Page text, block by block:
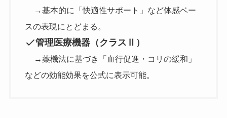
→基本的に「快適性サポート」など体感ベー
スの表現にとどまる。
管理医療機器（クラスⅡ）
→薬機法に基づき「血行促進・コリの緩和」
などの効能効果を公式に表示可能。